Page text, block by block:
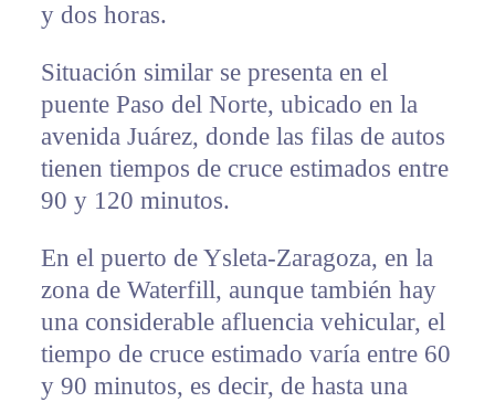
y dos horas.
Situación similar se presenta en el
puente Paso del Norte, ubicado en la
avenida Juárez, donde las filas de autos
tienen tiempos de cruce estimados entre
90 y 120 minutos.
En el puerto de Ysleta-Zaragoza, en la
zona de Waterfill, aunque también hay
una considerable afluencia vehicular, el
tiempo de cruce estimado varía entre 60
y 90 minutos, es decir, de hasta una